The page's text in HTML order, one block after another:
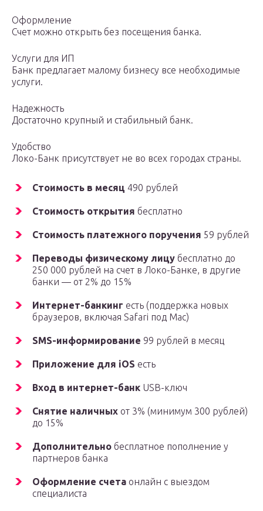
Оформление
Счет можно открыть без посещения банка.
Услуги для ИП
Банк предлагает малому бизнесу все необходимые
услуги.
Надежность
Достаточно крупный и стабильный банк.
Удобство
Локо-Банк присутствует не во всех городах страны.
Стоимость в месяц 490 рублей
Стоимость открытия бесплатно
Стоимость платежного поручения 59 рублей
Переводы физическому лицу бесплатно до
250 000 рублей на счет в Локо-Банке, в другие
банки — от 2% до 15%
Интернет-банкинг есть (поддержка новых
браузеров, включая Safari под Mac)
SMS-информирование 99 рублей в месяц
Приложение для iOS есть
Вход в интернет-банк USB-ключ
Снятие наличных от 3% (минимум 300 рублей)
до 15%
Дополнительно бесплатное пополнение у
партнеров банка
Оформление счета онлайн с выездом
специалиста